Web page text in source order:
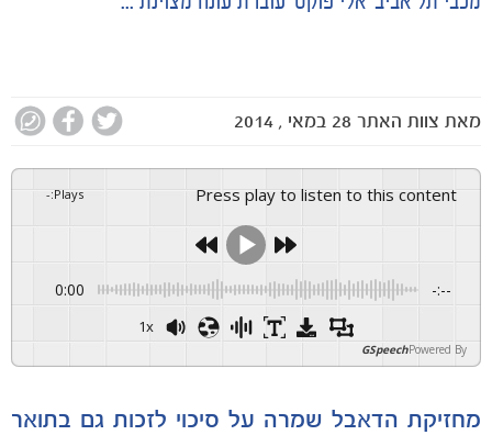
מאת צוות האתר 28 במאי , 2014
Press play to listen to this content
Plays
:
-
0:00 -:--
1x
Powered By
GSpeech
מחזיקת הדאבל שמרה על סיכוי לזכות גם בתואר